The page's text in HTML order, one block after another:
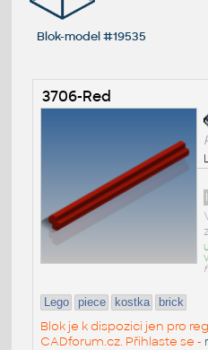
Blok-model #19535
3706-Red
Lego piece kostka brick
Blok je k dispozici jen pro
CADforum.cz. Přihlaste se -